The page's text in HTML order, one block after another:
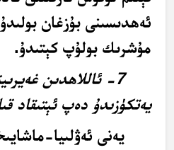
ئەھدىسىنى بۇزغان
مۇشرىك بولۇپ كېتىدۇ.
7- ئاللاھدىن
يەتكۈزىدۇ دەپ ئېتىقاد
يەنى ئەۋلىيا-